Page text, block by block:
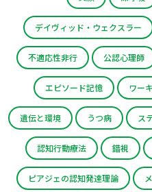
デイヴィッド・ウェクスラー
不適応性非行 公認心理師
エピソード記憶 ワー
遺伝と環境 うつ病 ス
認知行動療法 錯視
ピアジェの認知発達理論